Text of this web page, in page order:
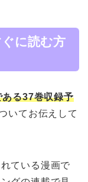
に読む方
る37巻収録予
いてお伝えして
ている漫画で